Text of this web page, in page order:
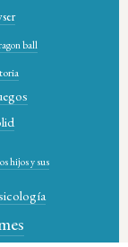
ball
hijos y sus